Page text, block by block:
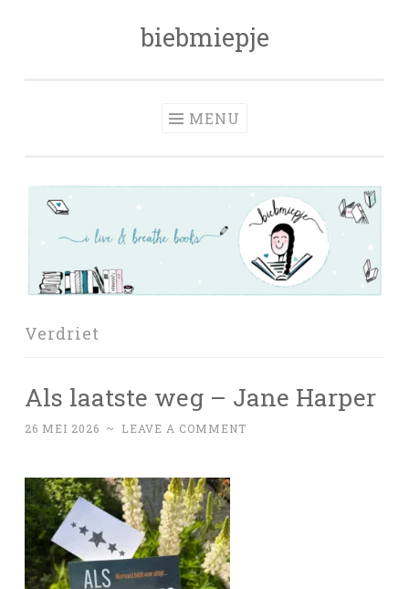
biebmiepje
MENU
Verdriet
Als laatste weg – Jane Harper
26 MEI 2026 ~ LEAVE A COMMENT